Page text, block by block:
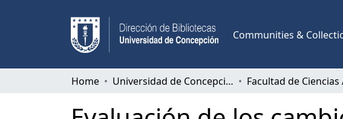
Communities &
Home Universidad de Concepción